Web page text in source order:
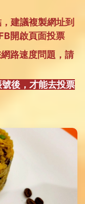
建議複製網址到
開啟頁面投票
路速度問題，請
後，才能去投票